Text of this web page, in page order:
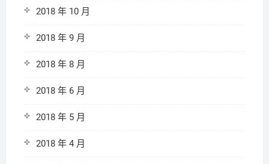
2018 年 10 月
2018 年 9 月
2018 年 8 月
2018 年 6 月
2018 年 5 月
2018 年 4 月